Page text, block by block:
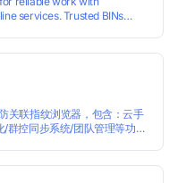
services. Trusted BINs
account and get
the deposit.
关联指纹浏览器，包含：云手
/群控同步系统/团队管理等功